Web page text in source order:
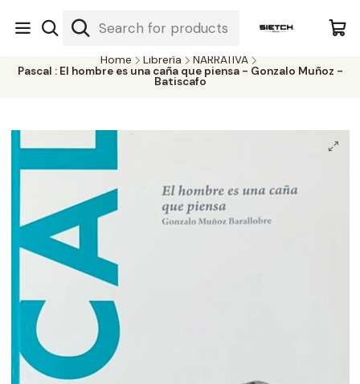
Nuestra librería - Serrano 317 local 3 - Limache.
#SomospartedelSietch
Home Librería
NARRATIVA
Pascal : El hombre es una caña que piensa - Gonzalo Muñoz -
Batiscafo